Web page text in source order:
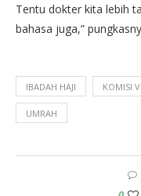
Tentu dokter kita lebih
bahasa juga,”
IBADAH HAJI KOMISI
UMRAH